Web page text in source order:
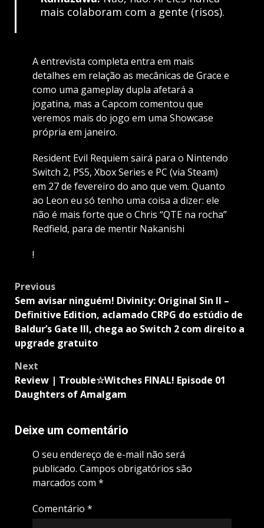
mais colaboram com a gente (risos).
A entrevista completa entra em mais
detalhes em relação as mecânicas de Grace e
como uma gameplay dupla afetará a
jogatina, mas a Capcom comentou que
veremos mais do jogo em uma Showcase
própria em janeiro.
Resident Evil Requiem sairá para o Nintendo
Switch 2, PS5, Xbox Series e PC (via Steam)
em 27 de fevereiro do ano que vem. Quanto
ao Leon eu só tenho uma coisa a dizer: ele
não é mais forte que o Chris “QTE na rocha”
Redfield, para de mentir Nakanishi
!
Post
navigation
Previous
Sem avisar ninguém! Divinity: Original Sin II –
Definitive Edition, aclamado CRPG do estúdio de
Baldur’s Gate III, chega ao Switch 2 com direito a
upgrade gratuito
Next
Review | Trouble☆Witches FINAL! Episode 01
Daughters of Amalgam
Deixe um comentário
O seu endereço de e-mail não será
publicado. Campos obrigatórios são
marcados com *
Comentário *